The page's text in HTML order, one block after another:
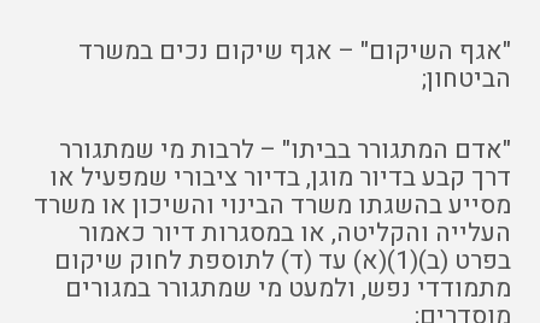
"אגף השיקום" – אגף שיקום נכים במשרד
הביטחון;
"אדם המתגורר בביתו" – לרבות מי שמתגורר
דרך קבע בדיור מוגן, בדיור ציבורי שמפעיל או
מסייע בהשגתו משרד הבינוי והשיכון או משרד
העלייה והקליטה, או במסגרות דיור כאמור
בפרט (ב)(1)(א) עד (ד) לתוספת לחוק שיקום
מתמודדי נפש, ולמעט מי שמתגורר במגורים